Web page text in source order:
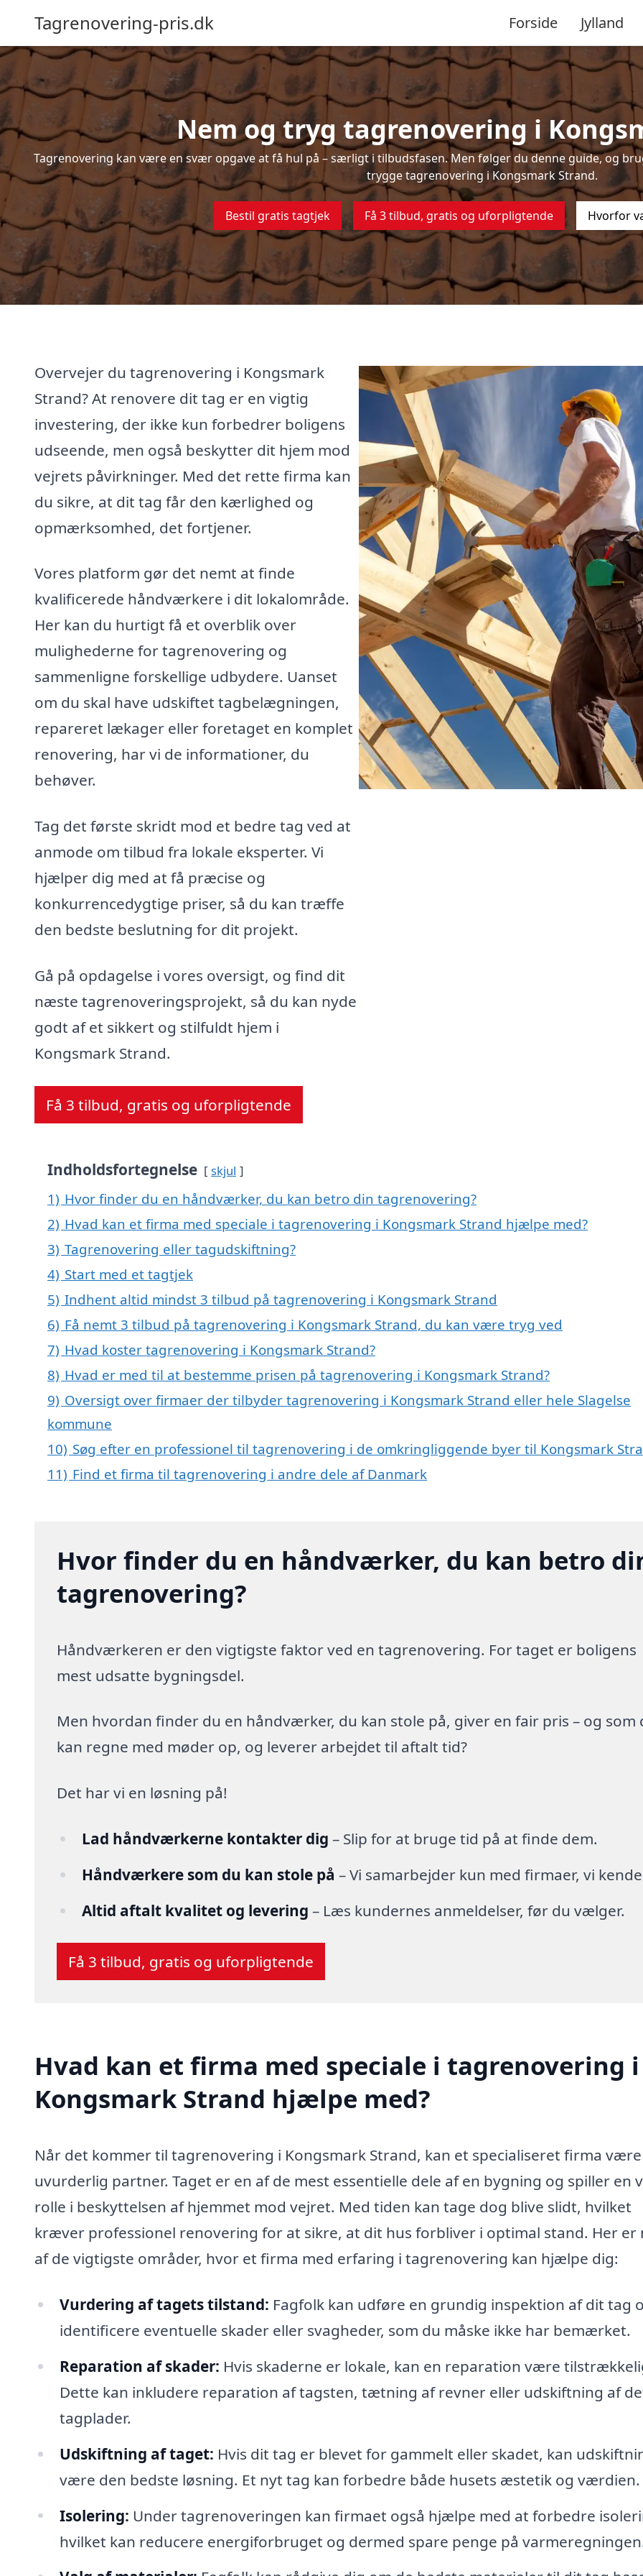
Tagrenovering-pris.dk Forside Jylland
Nem og tryg tagrenovering i
Tagrenovering kan være en svær opgave at få hul på – særligt i tilbudsfasen. Men følger du denne guide, og
trygge tagrenovering i Kongsmark Strand.
Bestil gratis tagtjek Få 3 tilbud, gratis og uforpligtende Hvorfor
Overvejer du tagrenovering i Kongsmark
Strand? At renovere dit tag er en vigtig
investering, der ikke kun forbedrer boligens
udseende, men også beskytter dit hjem mod
vejrets påvirkninger. Med det rette firma kan
du sikre, at dit tag får den kærlighed og
opmærksomhed, det fortjener.
Vores platform gør det nemt at finde
kvalificerede håndværkere i dit lokalområde.
Her kan du hurtigt få et overblik over
mulighederne for tagrenovering og
sammenligne forskellige udbydere. Uanset
om du skal have udskiftet tagbelægningen,
repareret lækager eller foretaget en komplet
renovering, har vi de informationer, du
behøver.
Tag det første skridt mod et bedre tag ved at
anmode om tilbud fra lokale eksperter. Vi
hjælper dig med at få præcise og
konkurrencedygtige priser, så du kan træffe
den bedste beslutning for dit projekt.
Gå på opdagelse i vores oversigt, og find dit
næste tagrenoveringsprojekt, så du kan nyde
godt af et sikkert og stilfuldt hjem i
Kongsmark Strand.
Få 3 tilbud, gratis og uforpligtende
Indholdsfortegnelse skjul
1) Hvor finder du en håndværker, du kan betro din tagrenovering?
2) Hvad kan et firma med speciale i tagrenovering i Kongsmark Strand hjælpe med?
3) Tagrenovering eller tagudskiftning?
4) Start med et tagtjek
5) Indhent altid mindst 3 tilbud på tagrenovering i Kongsmark Strand
6) Få nemt 3 tilbud på tagrenovering i Kongsmark Strand, du kan være tryg ved
7) Hvad koster tagrenovering i Kongsmark Strand?
8) Hvad er med til at bestemme prisen på tagrenovering i Kongsmark Strand?
9) Oversigt over firmaer der tilbyder tagrenovering i Kongsmark Strand eller hele Slagelse
kommune
10) Søg efter en professionel til tagrenovering i de omkringliggende byer til Kongsmark
11) Find et firma til tagrenovering i andre dele af Danmark
Hvor finder du en håndværker, du kan betro
tagrenovering?
Håndværkeren er den vigtigste faktor ved en tagrenovering. For taget er boligens
mest udsatte bygningsdel.
Men hvordan finder du en håndværker, du kan stole på, giver en fair pris – og som
kan regne med møder op, og leverer arbejdet til aftalt tid?
Det har vi en løsning på!
Lad håndværkerne kontakter dig – Slip for at bruge tid på at finde dem.
Håndværkere som du kan stole på – Vi samarbejder kun med firmaer, vi
Altid aftalt kvalitet og levering – Læs kundernes anmeldelser, før du vælger.
Få 3 tilbud, gratis og uforpligtende
Hvad kan et firma med speciale i tagrenovering i
Kongsmark Strand hjælpe med?
Når det kommer til tagrenovering i Kongsmark Strand, kan et specialiseret firma
uvurderlig partner. Taget er en af de mest essentielle dele af en bygning og spiller en
rolle i beskyttelsen af hjemmet mod vejret. Med tiden kan tage dog blive slidt, hvilket
kræver professionel renovering for at sikre, at dit hus forbliver i optimal stand. Her er
af de vigtigste områder, hvor et firma med erfaring i tagrenovering kan hjælpe dig:
Vurdering af tagets tilstand: Fagfolk kan udføre en grundig inspektion af dit tag
identificere eventuelle skader eller svagheder, som du måske ikke har bemærket.
Reparation af skader: Hvis skaderne er lokale, kan en reparation være
Dette kan inkludere reparation af tagsten, tætning af revner eller udskiftning af
tagplader.
Udskiftning af taget: Hvis dit tag er blevet for gammelt eller skadet, kan
være den bedste løsning. Et nyt tag kan forbedre både husets æstetik og værdien.
Isolering: Under tagrenoveringen kan firmaet også hjælpe med at forbedre
hvilket kan reducere energiforbruget og dermed spare penge på